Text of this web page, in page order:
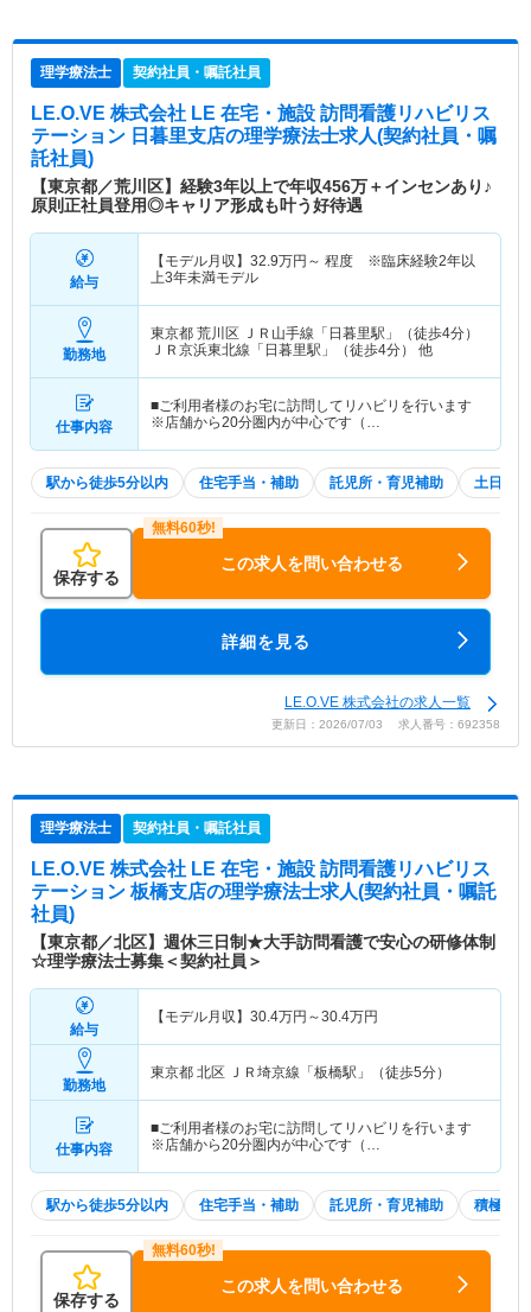
理学療法士 契約社員・嘱託社員
LE.O.VE 株式会社 LE 在宅・施設 訪問看護リハビリス
テーション 日暮里支店の理学療法士求人(契約社員・嘱
託社員)
【東京都／荒川区】経験3年以上で年収456万＋インセンあり♪
原則正社員登用◎キャリア形成も叶う好待遇
給与
【モデル月収】 32.9万円～ 程度 ※臨床経験2年以
上3年未満モデル
勤務地
東京都 荒川区 ＪＲ山手線「日暮里駅」（徒歩4分）
ＪＲ京浜東北線「日暮里駅」（徒歩4分） 他
仕事内容
■ご利用者様のお宅に訪問してリハビリを行います
※店舗から20分圏内が中心です（…
駅から徒歩5分以内 住宅手当・補助 託児所・育児補助 土日祝休
保存する
この求人を問い合わせる
詳細を見る
LE.O.VE 株式会社の求人一覧
更新日：2026/07/03 求人番号：692358
理学療法士 契約社員・嘱託社員
LE.O.VE 株式会社 LE 在宅・施設 訪問看護リハビリス
テーション 板橋支店の理学療法士求人(契約社員・嘱託
社員)
【東京都／北区】週休三日制★大手訪問看護で安心の研修体制
☆理学療法士募集＜契約社員＞
給与
【モデル月収】 30.4万円～30.4万円
勤務地
東京都 北区 ＪＲ埼京線「板橋駅」（徒歩5分）
仕事内容
■ご利用者様のお宅に訪問してリハビリを行います
※店舗から20分圏内が中心です（…
駅から徒歩5分以内 住宅手当・補助 託児所・育児補助 積極採
保存する
この求人を問い合わせる